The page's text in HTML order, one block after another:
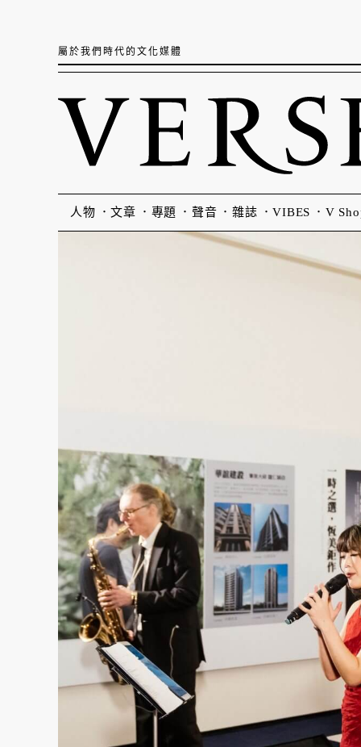
屬於我們時代的文化媒體
人物 文章 專題 聲音 雜誌 VIBES V